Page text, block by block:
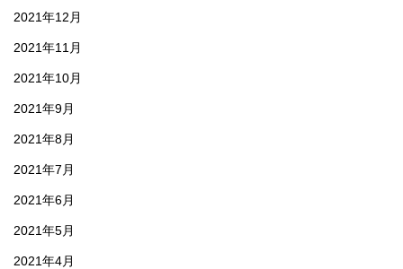
2021年12月
2021年11月
2021年10月
2021年9月
2021年8月
2021年7月
2021年6月
2021年5月
2021年4月